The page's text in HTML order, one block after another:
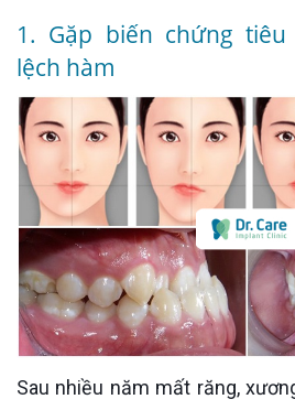
1. Gặp biến chứng
lệch hàm
Sau nhiều năm mất răng, xương hàm sẽ bị tiêu biến